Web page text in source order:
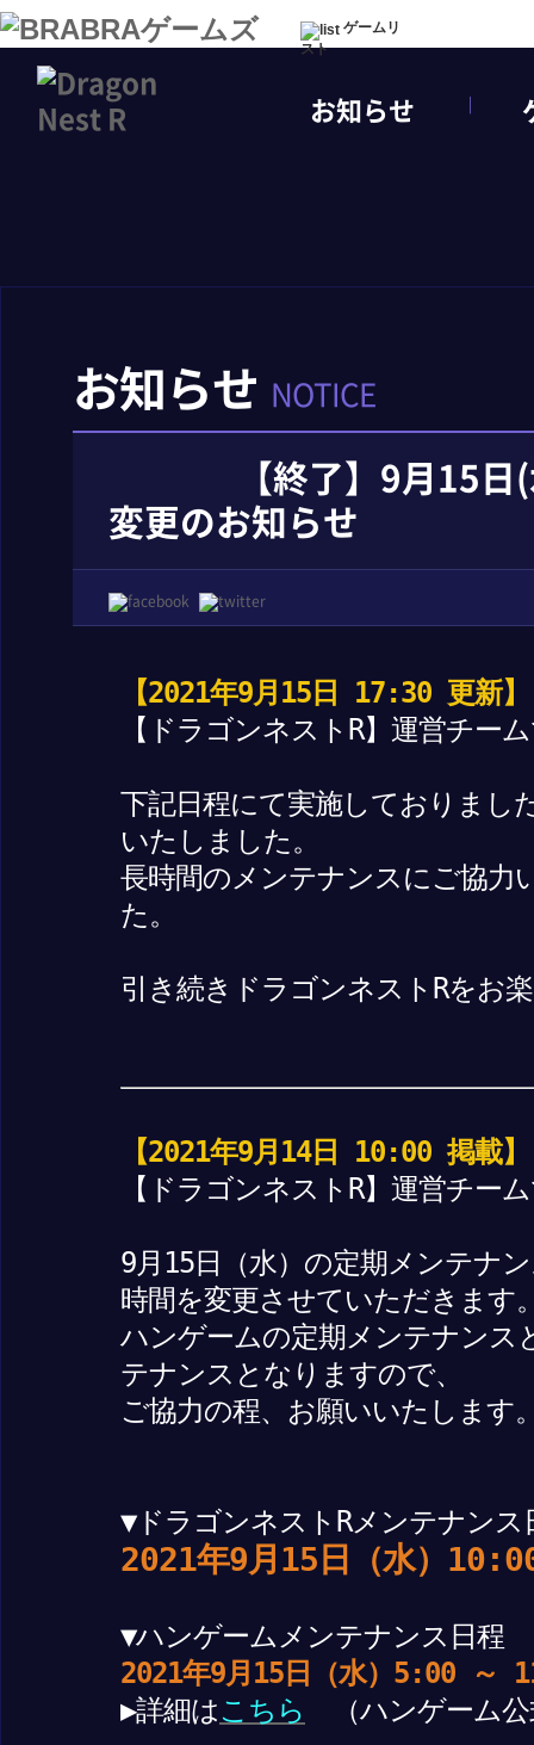
ゲームリ
スト
お知らせ
お知らせ NOTICE
【終了】9月15
変更のお知らせ
【2021年9月15日 17:30 更新】
【ドラゴンネストR】運営チー
下記日程にて実施しておりまし
いたしました。
長時間のメンテナンスにご協力
た。
引き続きドラゴンネストRをお
【2021年9月14日 10:00 掲載】
【ドラゴンネストR】運営チー
9月15日（水）の定期メンテナ
時間を変更させていただきます
ハンゲームの定期メンテナンス
テナンスとなりますので、
ご協力の程、お願いいたします
▼ドラゴンネストRメンテナンス
2021年9月15日（水）
▼ハンゲームメンテナンス日程
2021年9月15日（水）5:00 ～
▶詳細はこちら （ハンゲーム公